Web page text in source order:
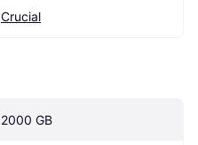
Crucial
2000 GB